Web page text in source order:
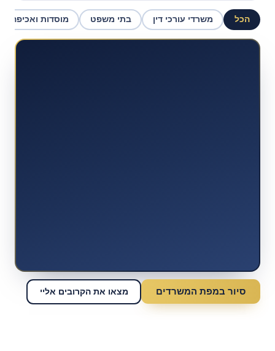
הכל משרדי עורכי דין בתי משפט מוסדות ואכיפה
סיור במפת המשרדים מצאו את הקרובים אליי